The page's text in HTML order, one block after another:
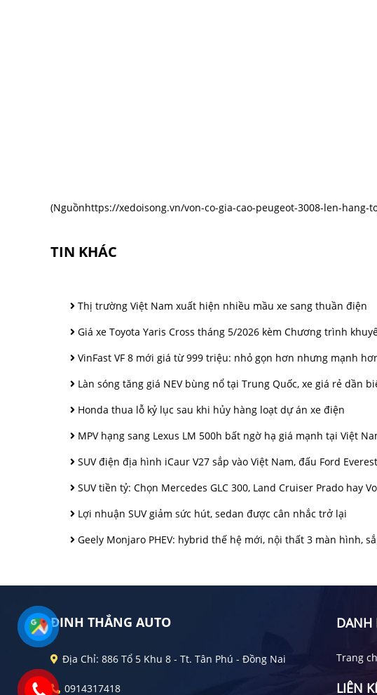
(Nguồnhttps://xedoisong.vn/von-co-gia-cao-peugeot-3008-len-
TIN KHÁC
Thị trường Việt Nam xuất hiện nhiều mầu xe sang thuần điện
Giá xe Toyota Yaris Cross tháng 5/2026 kèm Chương trình
VinFast VF 8 mới giá từ 999 triệu: nhỏ gọn hơn nhưng mạnh
Làn sóng tăng giá NEV bùng nổ tại Trung Quốc, xe giá rẻ dần
Honda thua lỗ kỷ lục sau khi hủy hàng loạt dự án xe điện
MPV hạng sang Lexus LM 500h bất ngờ hạ giá mạnh tại Việt
SUV điện địa hình iCaur V27 sắp vào Việt Nam, đấu Ford
SUV tiền tỷ: Chọn Mercedes GLC 300, Land Cruiser Prado hay
Lợi nhuận SUV giảm sức hút, sedan được cân nhắc trở lại
Geely Monjaro PHEV: hybrid thế hệ mới, nội thất 3 màn hình,
ĐINH THẮNG AUTO
Địa Chỉ: 886 Tổ 5 Khu 8 - Tt. Tân Phú - Đồng Nai
0914317418
DANH
Trang
LIÊN